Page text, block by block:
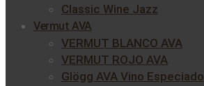
Classic Wine Jazz
Vermut AVA
VERMUT BLANCO AVA
VERMUT ROJO AVA
Glögg AVA Vino Especiado